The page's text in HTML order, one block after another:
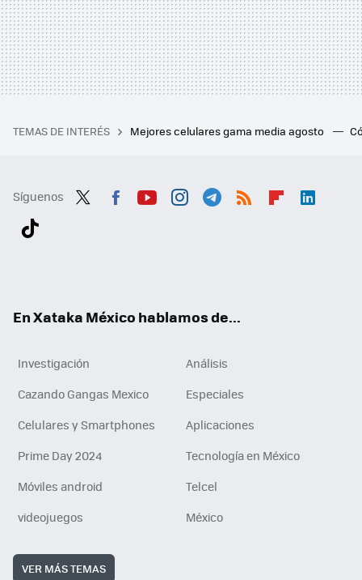
TEMAS DE INTERÉS Mejores celulares gama media agosto
Síguenos
En Xataka México hablamos de...
Investigación
Análisis
Cazando Gangas Mexico
Especiales
Celulares y Smartphones
Aplicaciones
Prime Day 2024
Tecnología en México
Móviles android
Telcel
videojuegos
México
VER MÁS TEMAS